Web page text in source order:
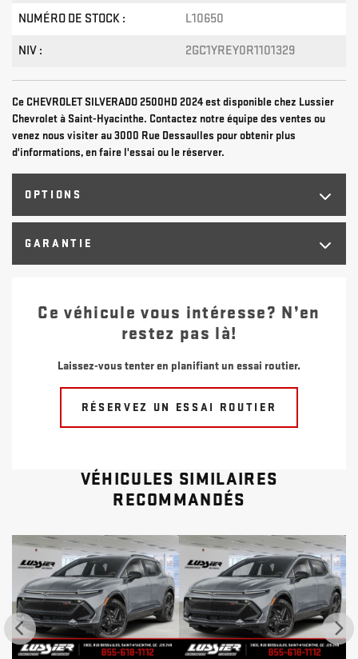
NUMÉRO DE STOCK : L10650
NIV : 2GC1YREY0R1101329
Ce CHEVROLET SILVERADO 2500HD 2024 est disponible chez Lussier
Chevrolet à Saint-Hyacinthe. Contactez notre équipe des ventes ou
venez nous visiter au 3000 Rue Dessaulles pour obtenir plus
d'informations, en faire l'essai ou le réserver.
OPTIONS
GARANTIE
Ce véhicule vous intéresse? N’en
restez pas là!
Laissez-vous tenter en planifiant un essai routier.
RÉSERVEZ UN ESSAI ROUTIER
VÉHICULES SIMILAIRES
RECOMMANDÉS